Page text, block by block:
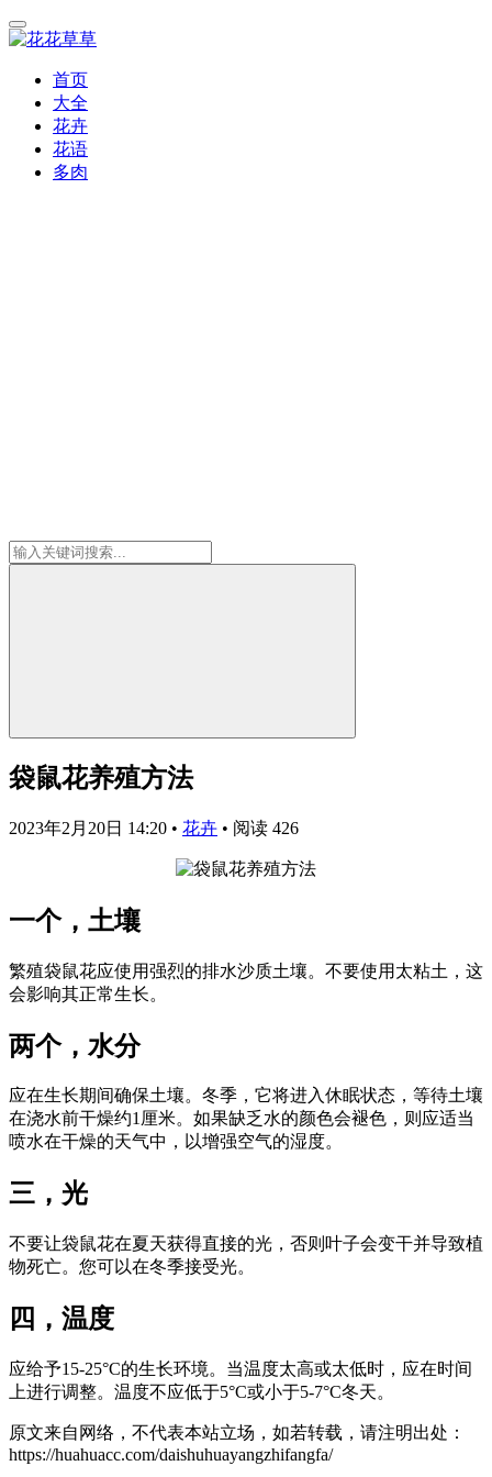
首页
大全
花卉
花语
多肉
袋鼠花养殖方法
2023年2月20日 14:20 • 花卉 • 阅读 426
一个，土壤
繁殖袋鼠花应使用强烈的排水沙质土壤。不要使用太粘土，这
会影响其正常生长。
两个，水分
应在生长期间确保土壤。冬季，它将进入休眠状态，等待土壤
在浇水前干燥约1厘米。如果缺乏水的颜色会褪色，则应适当
喷水在干燥的天气中，以增强空气的湿度。
三，光
不要让袋鼠花在夏天获得直接的光，否则叶子会变干并导致植
物死亡。您可以在冬季接受光。
四，温度
应给予15-25°C的生长环境。当温度太高或太低时，应在时间
上进行调整。温度不应低于5°C或小于5-7°C冬天。
原文来自网络，不代表本站立场，如若转载，请注明出处：
https://huahuacc.com/daishuhuayangzhifangfa/